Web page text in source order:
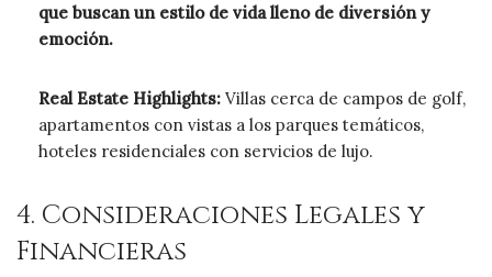
que buscan un estilo de vida lleno de diversión y
emoción.
Real Estate Highlights: Villas cerca de campos de golf,
apartamentos con vistas a los parques temáticos,
hoteles residenciales con servicios de lujo.
4. Consideraciones Legales y
Financieras